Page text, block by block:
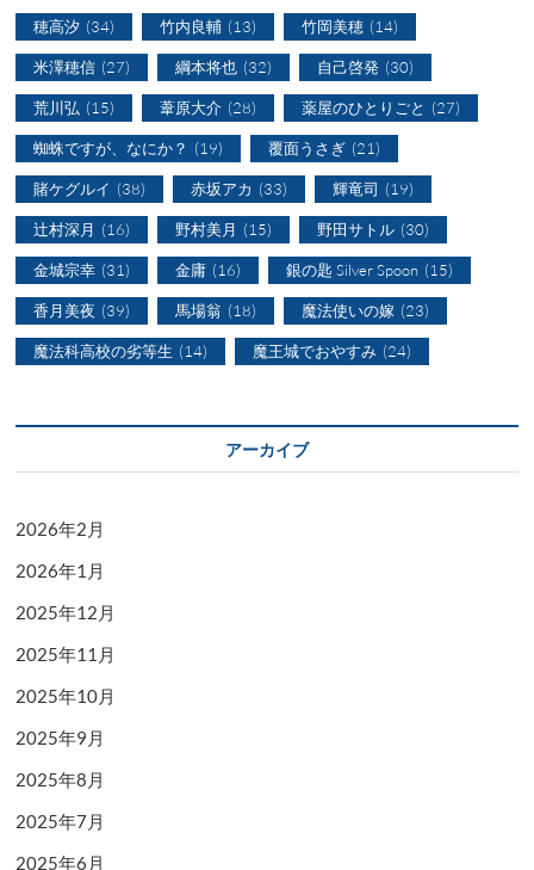
穂高汐 (34) 竹内良輔 (13) 竹岡美穂 (14)
米澤穂信 (27) 綱本将也 (32) 自己啓発 (30)
荒川弘 (15) 葦原大介 (28) 薬屋のひとりごと (27)
蜘蛛ですが、なにか？ (19) 覆面うさぎ (21)
賭ケグルイ (38) 赤坂アカ (33) 輝竜司 (19)
辻村深月 (16) 野村美月 (15) 野田サトル (30)
金城宗幸 (31) 金庸 (16) 銀の匙 Silver Spoon (15)
香月美夜 (39) 馬場翁 (18) 魔法使いの嫁 (23)
魔法科高校の劣等生 (14) 魔王城でおやすみ (24)
アーカイブ
2026年2月
2026年1月
2025年12月
2025年11月
2025年10月
2025年9月
2025年8月
2025年7月
2025年6月